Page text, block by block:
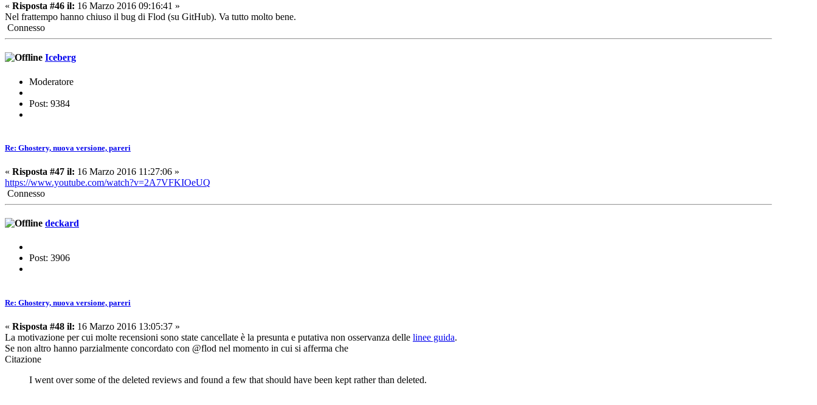
« Risposta #46 il: 16 Marzo 2016 09:16:41 »
Nel frattempo hanno chiuso il bug di Flod (su GitHub). Va tutto molto bene.
Connesso
Iceberg
Moderatore
Post: 9384
Re: Ghostery, nuova versione, pareri
« Risposta #47 il: 16 Marzo 2016 11:27:06 »
https://www.youtube.com/watch?v=2A7VFKIOeUQ
Connesso
deckard
Post: 3906
Re: Ghostery, nuova versione, pareri
« Risposta #48 il: 16 Marzo 2016 13:05:37 »
La motivazione per cui molte recensioni sono state cancellate è la presunta e putativa non osservanza delle linee guida.
Se non altro hanno parzialmente concordato con @flod nel momento in cui si afferma che
Citazione
I went over some of the deleted reviews and found a few that should have been kept rather than deleted.